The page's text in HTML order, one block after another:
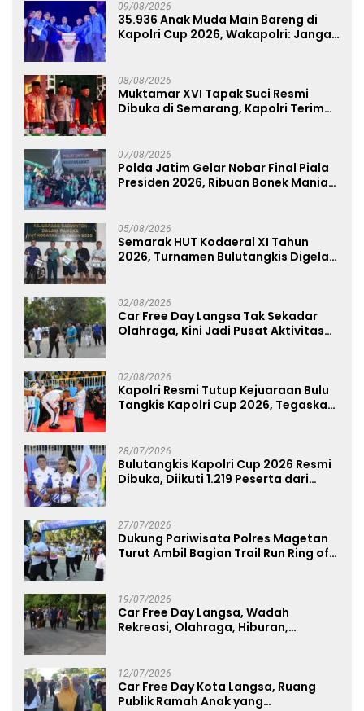
09/08/2026
35.936 Anak Muda Main Bareng di
Kapolri Cup 2026, Wakapolri: Jangan
08/08/2026
Muktamar XVI Tapak Suci Resmi
Dibuka di Semarang, Kapolri Terima
07/08/2026
Polda Jatim Gelar Nobar Final Piala
Presiden 2026, Ribuan Bonek Mania
05/08/2026
Semarak HUT Kodaeral XI Tahun
2026, Turnamen Bulutangkis Digelar
02/08/2026
Car Free Day Langsa Tak Sekadar
Olahraga, Kini Jadi Pusat Aktivitas
02/08/2026
Kapolri Resmi Tutup Kejuaraan Bulu
Tangkis Kapolri Cup 2026, Tegaskan
28/07/2026
Bulutangkis Kapolri Cup 2026 Resmi
Dibuka, Diikuti 1.219 Peserta dari
27/07/2026
Dukung Pariwisata Polres Magetan
Turut Ambil Bagian Trail Run Ring of
19/07/2026
Car Free Day Langsa, Wadah
Rekreasi, Olahraga, Hiburan,
12/07/2026
Car Free Day Kota Langsa, Ruang
Publik Ramah Anak yang